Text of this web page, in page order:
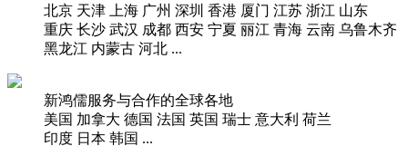
北京 天津 上海 广州 深圳 香港 厦门 江苏 浙江 山东
重庆 长沙 武汉 成都 西安 宁夏 丽江 青海 云南 乌鲁木齐
黑龙江 内蒙古 河北 ...
新鸿儒服务与合作的全球各地
美国 加拿大 德国 法国 英国 瑞士 意大利 荷兰
印度 日本 韩国 ...